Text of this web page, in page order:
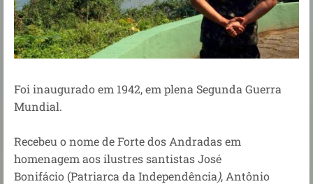
Foi inaugurado em 1942, em plena Segunda Guerra
Mundial.
Recebeu o nome de Forte dos Andradas em
homenagem aos ilustres santistas José
Bonifácio (Patriarca da Independência), Antônio